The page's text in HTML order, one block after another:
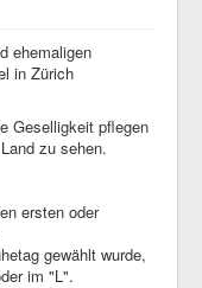
ehemaligen
in Zürich
Geselligkeit pflegen
zu sehen.
ersten oder
gewählt wurde,
im "L".